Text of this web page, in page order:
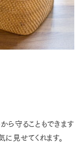
ら守ることもできます
見せてくれます。